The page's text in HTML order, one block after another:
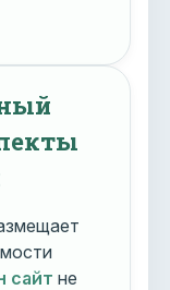
сайт не